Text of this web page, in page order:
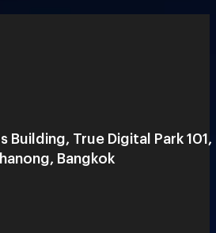
Building, True Digital Park 101,
Bangkok